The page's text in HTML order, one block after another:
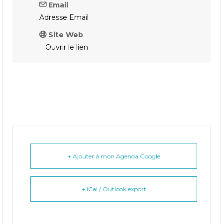
Email
Adresse Email
Site Web
Ouvrir le lien
+ Ajouter à mon Agenda Google
+ iCal / Outlook export